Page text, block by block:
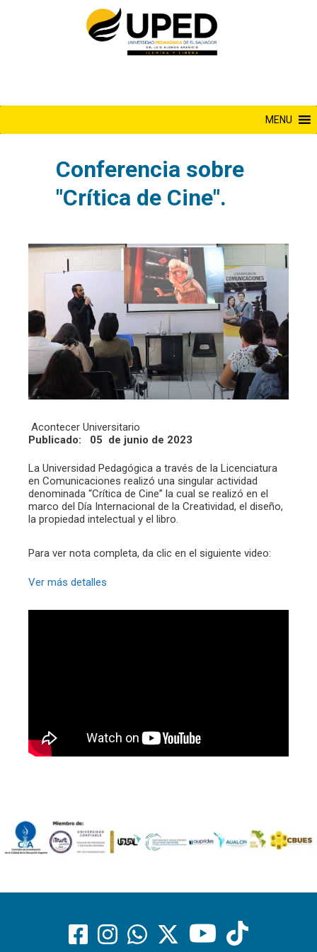
MENU
Conferencia sobre
"Crítica de Cine".
Acontecer Universitario
Publicado: 05 de junio de 2023
La Universidad Pedagógica a través de la Licenciatura
en Comunicaciones realizó una singular actividad
denominada “Crítica de Cine” la cual se realizó en el
marco del Día Internacional de la Creatividad, el diseño,
la propiedad intelectual y el libro.
Para ver nota completa, da clic en el siguiente video:
Ver más detalles